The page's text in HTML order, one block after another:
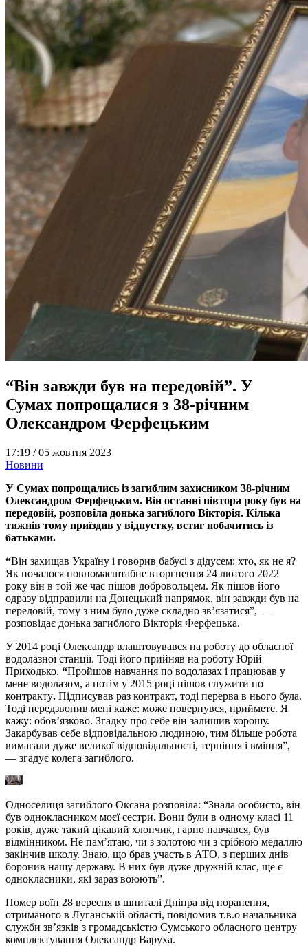
“Він завжди був на передовій”. У
Сумах попрощалися з 38-річним
Олександром Ферфецьким
17:19 /05 жовтня 2023
Новини
У Сумах попрощались із загиблим захисником 38-річним
Олександром Ферфецьким. Він останні півтора року був на
передовій, розповіла донька загиблого Вікторія. Кілька
тижнів тому приїздив у відпустку, встиг побачитись із
батьками.
“Він захищав Україну і говорив бабусі з дідусем: хто, як не я?
Як почалося повномасштабне вторгнення 24 лютого 2022
року він в той же час пішов добровольцем. Як пішов його
одразу відправили на Донецький напрямок, він завжди був на
передовій, тому з ним було дуже складно зв’язатися”, —
розповідає донька загиблого Вікторія Ферфецька.
У 2014 році Олександр влаштовувався на роботу до обласної
водолазної станції. Тоді його прийняв на роботу Юрій
Приходько. “Пройшов навчання по водолазах і працював у
мене водолазом, а потім у 2015 році пішов служити по
контракту. Підписував раз контракт, тоді перерва в нього була.
Тоді передзвонив мені каже: може повернувся, приймете. Я
кажу: обов’язково. Згадку про себе він залишив хорошу.
Закарбував себе відповідальною людиною, тим більше робота
вимагали дуже великої відповідальності, терпіння і вміння”,
— згадує колега загиблого.
Односелиця загиблого Оксана розповіла: “Знала особисто, він
був однокласником моєї сестри. Вони були в одному класі 11
років, дуже такий цікавий хлопчик, гарно навчався, був
відмінником. Не пам’ятаю, чи з золотою чи з срібною медаллю
закінчив школу. Знаю, що брав участь в АТО, з перших днів
боронив нашу державу. В них був дуже дружній клас, ще є
однокласники, які зараз воюють”.
Помер воїн 28 вересня в шпиталі Дніпра від поранення,
отриманого в Луганській області, повідомив т.в.о начальника
служби зв’язків з громадськістю Сумського обласного центру
комплектування Олександр Варуха.